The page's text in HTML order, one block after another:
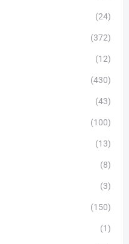
(24)
(372)
(12)
(430)
(43)
(100)
(13)
(8)
(3)
(150)
(1)